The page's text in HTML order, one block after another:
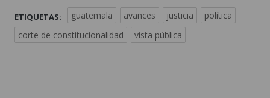
ETIQUETAS: guatemala avances justicia
política
corte de constitucionalidad
vista pública